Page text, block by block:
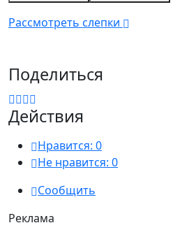
Рассмотреть слепки
Поделиться
Действия
Нравится: 0
Не нравится: 0
Сообщить
Реклама